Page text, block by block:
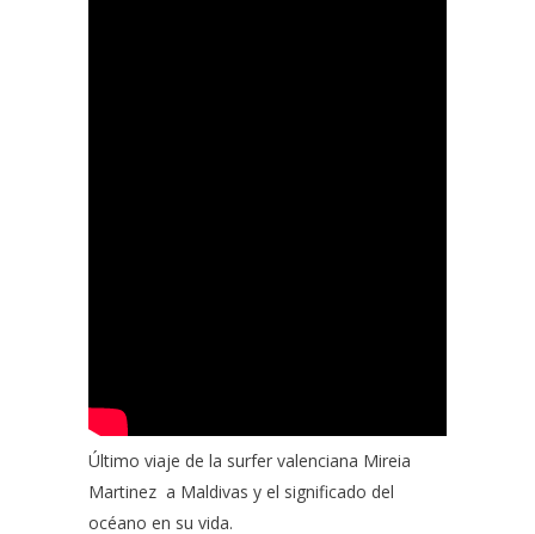
Último viaje de la surfer valenciana Mireia
Martinez a Maldivas y el significado del
océano en su vida.